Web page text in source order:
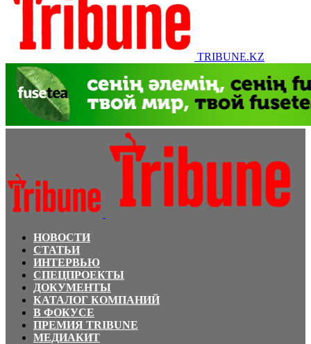
TRIBUNE.KZ
НОВОСТИ
СТАТЬИ
ИНТЕРВЬЮ
СПЕЦПРОЕКТЫ
ДОКУМЕНТЫ
КАТАЛОГ КОМПАНИЙ
В ФОКУСЕ
ПРЕМИЯ TRIBUNE
МЕДИАКИТ